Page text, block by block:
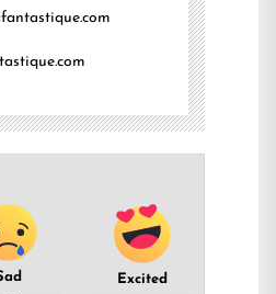
Excited